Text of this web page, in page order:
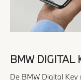
BMW DIGITAL
De BMW Digital